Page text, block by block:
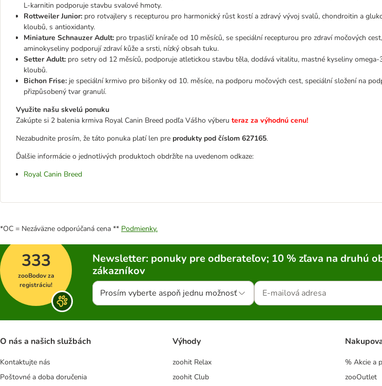
L-karnitin podporuje stavbu svalové hmoty.
Rottweiler Junior: pro rotvajlery s recepturou pro harmonický růst kostí a zdravý vývoj svalů, chondroitin a
kloubů, s antioxidanty.
Miniature Schnauzer Adult: pro trpasličí knírače od 10 měsíců, se speciální recepturou pro zdraví močových
aminokyseliny podporují zdraví kůže a srsti, nízký obsah tuku.
Setter Adult: pro setry od 12 měsíců, podporuje atletickou stavbu těla, dodává vitalitu, mastné kyseliny
kloubů.
Bichon Frise: je speciální krmivo pro bišonky od 10. měsíce, na podporu močových cest, speciální složení na
přizpůsobený tvar granulí.
Využite našu skvelú ponuku
Zakúpte si 2 balenia krmiva Royal Canin Breed podľa Vášho výberu teraz za výhodnú cenu!
Nezabudnite prosím, že táto ponuka platí len pre produkty pod číslom 627165.
Ďalšie informácie o jednotlivých produktoch obdržíte na uvedenom odkaze:
Royal Canin Breed
*OC = Nezáväzne odporúčaná cena ** Podmienky.
333
zooBodov za
registráciu!
Newsletter: ponuky pre odberateľov; 10 % zľava na druhú
zákazníkov
Prosím vyberte aspoň jednu možnosť
O nás a našich službách
Kontaktujte nás
Poštovné a doba doručenia
Výhody
zoohit Relax
zoohit Club
% Akcie a
zooOutlet